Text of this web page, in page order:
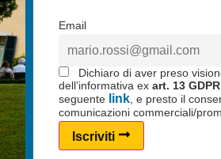
Email
Dichiaro di aver preso
dell’informativa ex art. 13 GDPR
seguente link , e presto il
comunicazioni commerciali/
Iscriviti